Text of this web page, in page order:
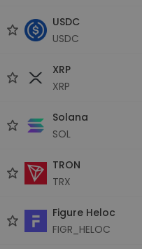
USDC
USDC
XRP
XRP
Solana
SOL
TRON
TRX
Figure Heloc
FIGR_HELOC